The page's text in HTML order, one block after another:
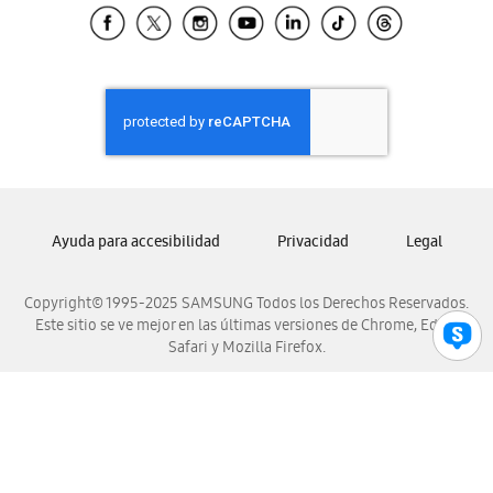
Samsung El Salvador
Samsung Honduras
Samsung Nicaragua
Samsung Panamá
Samsung Venezuela
Copyright© 1995-2025 SAMSUNG Todos los Derechos Reservados.
Este sitio se ve mejor en las últimas versiones de Chrome, Edge,
Safari y Mozilla Firefox.
Ayuda para accesibilidad Privacidad Legal